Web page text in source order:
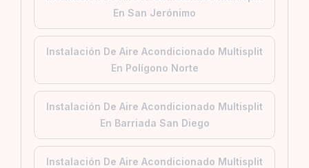
En San Jerónimo
Instalación De Aire Acondicionado Multisplit
En Polígono Norte
Instalación De Aire Acondicionado Multisplit
En Barriada San Diego
Instalación De Aire Acondicionado Multisplit